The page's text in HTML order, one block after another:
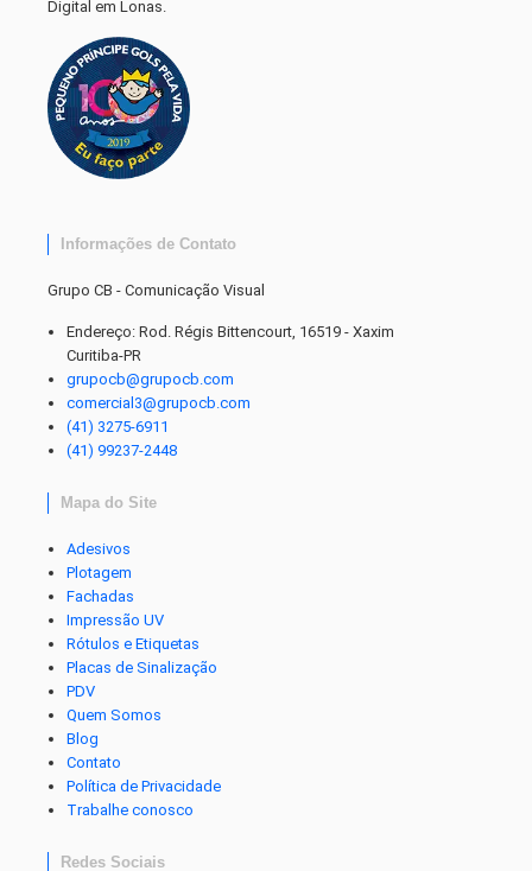
Digital em Lonas.
Informações de Contato
Grupo CB - Comunicação Visual
Endereço: Rod. Régis Bittencourt, 16519 - Xaxim
Curitiba-PR
grupocb@grupocb.com
comercial3@grupocb.com
(41) 3275-6911
(41) 99237-2448
Mapa do Site
Adesivos
Plotagem
Fachadas
Impressão UV
Rótulos e Etiquetas
Placas de Sinalização
PDV
Quem Somos
Blog
Contato
Política de Privacidade
Trabalhe conosco
Redes Sociais